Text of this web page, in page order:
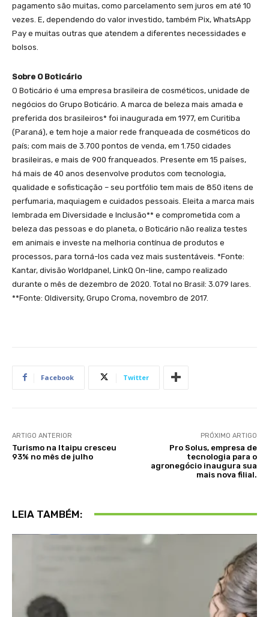
pagamento são muitas, como parcelamento sem juros em até 10
vezes. E, dependendo do valor investido, também Pix, WhatsApp
Pay e muitas outras que atendem a diferentes necessidades e
bolsos.
Sobre O Boticário
O Boticário é uma empresa brasileira de cosméticos, unidade de
negócios do Grupo Boticário. A marca de beleza mais amada e
preferida dos brasileiros* foi inaugurada em 1977, em Curitiba
(Paraná), e tem hoje a maior rede franqueada de cosméticos do
país; com mais de 3.700 pontos de venda, em 1.750 cidades
brasileiras, e mais de 900 franqueados. Presente em 15 países,
há mais de 40 anos desenvolve produtos com tecnologia,
qualidade e sofisticação – seu portfólio tem mais de 850 itens de
perfumaria, maquiagem e cuidados pessoais. Eleita a marca mais
lembrada em Diversidade e Inclusão** e comprometida com a
beleza das pessoas e do planeta, o Boticário não realiza testes
em animais e investe na melhoria contínua de produtos e
processos, para torná-los cada vez mais sustentáveis. *Fonte:
Kantar, divisão Worldpanel, LinkQ On-line, campo realizado
durante o mês de dezembro de 2020. Total no Brasil: 3.079 lares.
**Fonte: Oldiversity, Grupo Croma, novembro de 2017.
Facebook Twitter
ARTIGO ANTERIOR
Turismo na Itaipu cresceu
93% no mês de julho
PRÓXIMO ARTIGO
Pro Solus, empresa de
tecnologia para o
agronegócio inaugura sua
mais nova filial.
LEIA TAMBÉM: